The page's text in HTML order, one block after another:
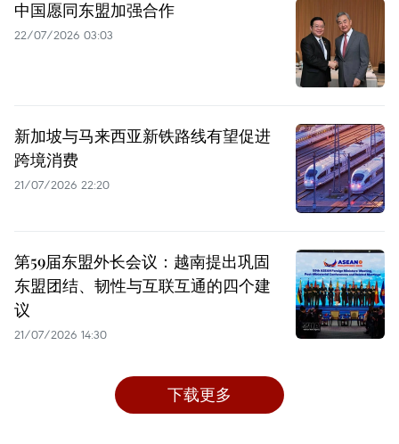
中国愿同东盟加强合作
22/07/2026 03:03
新加坡与马来西亚新铁路线有望促进
跨境消费
21/07/2026 22:20
第59届东盟外长会议：越南提出巩固
东盟团结、韧性与互联互通的四个建
议
21/07/2026 14:30
下载更多